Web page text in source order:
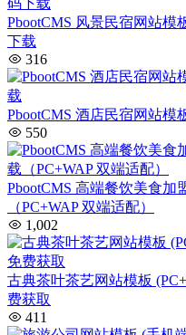
PbootCMS 风景民宿网站
下载
316
PbootCMS 酒店民宿网站
550
PbootCMS 高端餐饮美食
（PC+WAP 双端适配）
1,002
古典茶叶茶艺网站模板
费获取
411